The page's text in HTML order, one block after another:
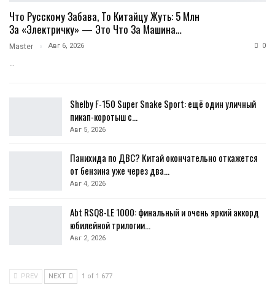
Что Русскому Забава, То Китайцу Жуть: 5 Млн
За «электричку» — Это Что За Машина…
Master Авг 6, 2026 0
Shelby F-150 Super Snake Sport: ещё один уличный
пикап-коротыш с…
Авг 5, 2026
Панихида по ДВС? Китай окончательно откажется
от бензина уже через два…
Авг 4, 2026
Abt RSQ8-LE 1000: финальный и очень яркий аккорд
юбилейной трилогии…
Авг 2, 2026
PREV NEXT 1 of 1 677